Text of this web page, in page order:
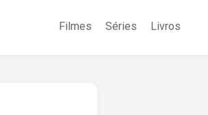
Filmes Séries Livros